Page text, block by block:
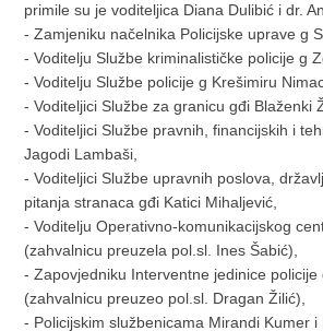
primile su je voditeljica Diana Dulibić i dr.
- Zamjeniku načelnika Policijske uprave g
- Voditelju Službe kriminalističke policije g
- Voditelju Službe policije g Krešimiru
- Voditeljici Službe za granicu gđi Blaženki
- Voditeljici Službe pravnih, financijskih i
Jagodi Lambaši,
- Voditeljici Službe upravnih poslova,
pitanja stranaca gđi Katici Mihaljević,
- Voditelju Operativno-komunikacijskog
(zahvalnicu preuzela pol.sl. Ines Šabić),
- Zapovjedniku Interventne jedinice policije
(zahvalnicu preuzeo pol.sl. Dragan Žilić),
- Policijskim službenicama Mirandi Kumer i